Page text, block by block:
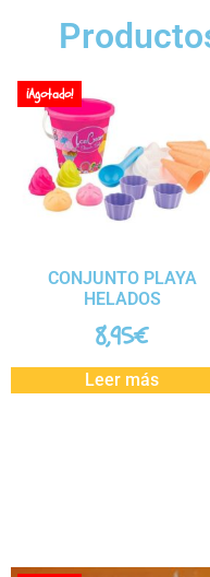
¡Agotado!
CONJUNTO PLAYA
HELADOS
8,95€
Leer más